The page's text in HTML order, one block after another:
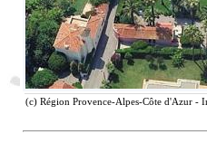
(c) Région Provence-Alpes-Côte d'Azur -